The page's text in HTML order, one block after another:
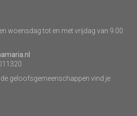
woensdag tot en met vrijdag van 9.00
geloofsgemeenschappen vind je